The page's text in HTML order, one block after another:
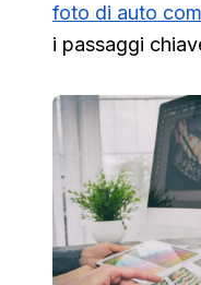
foto di auto
i passaggi